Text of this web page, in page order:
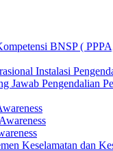
BNSP (
Instalasi
Jawab Pengendalian
Keselamatan dan